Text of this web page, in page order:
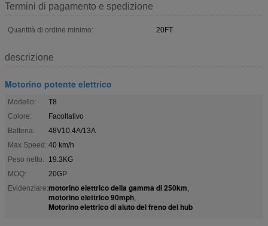
Termini di pagamento e spedizione
Quantità di ordine minimo: 20FT
descrizione
Motorino potente elettrico
Modello:
T8
Colore:
Facoltativo
Batteria:
48V10.4A/13A
Max Speed: 40 km/h
Peso netto:
19.3KG
MOQ:
20GP
Evidenziare:motorino elettrico della gamma di 250km,
motorino elettrico 90mph,
Motorino elettrico di aiuto del freno del hub